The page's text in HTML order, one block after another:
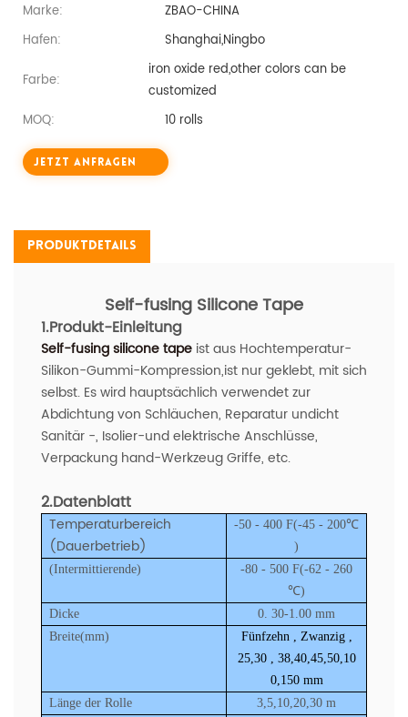
Marke:
ZBAO-CHINA
Hafen:
Shanghai,Ningbo
Farbe:
iron oxide red,other colors can be
customized
MOQ:
10 rolls
JETZT ANFRAGEN
Produktdetails
Self-fusing Silicone Tape
1.Produkt-Einleitung
Self-fusing silicone tape ist aus Hochtemperatur-
Silikon-Gummi-Kompression,ist nur geklebt, mit sich
selbst. Es wird hauptsächlich verwendet zur
Abdichtung von Schläuchen, Reparatur undicht
Sanitär -, Isolier-und elektrische Anschlüsse,
Verpackung hand-Werkzeug Griffe, etc.
2.Datenblatt
Temperaturbereich
(Dauerbetrieb)
-50 - 400 F(-45 - 200℃
)
(Intermittierende)
-80 - 500 F(-62 - 260
℃)
Dicke
0. 30-1.00 mm
Breite(mm)
Fünfzehn Zwanzig,
25,30,
38,40,45,50,10
0,150 mm
Länge der Rolle
3,5,10,20,30 m